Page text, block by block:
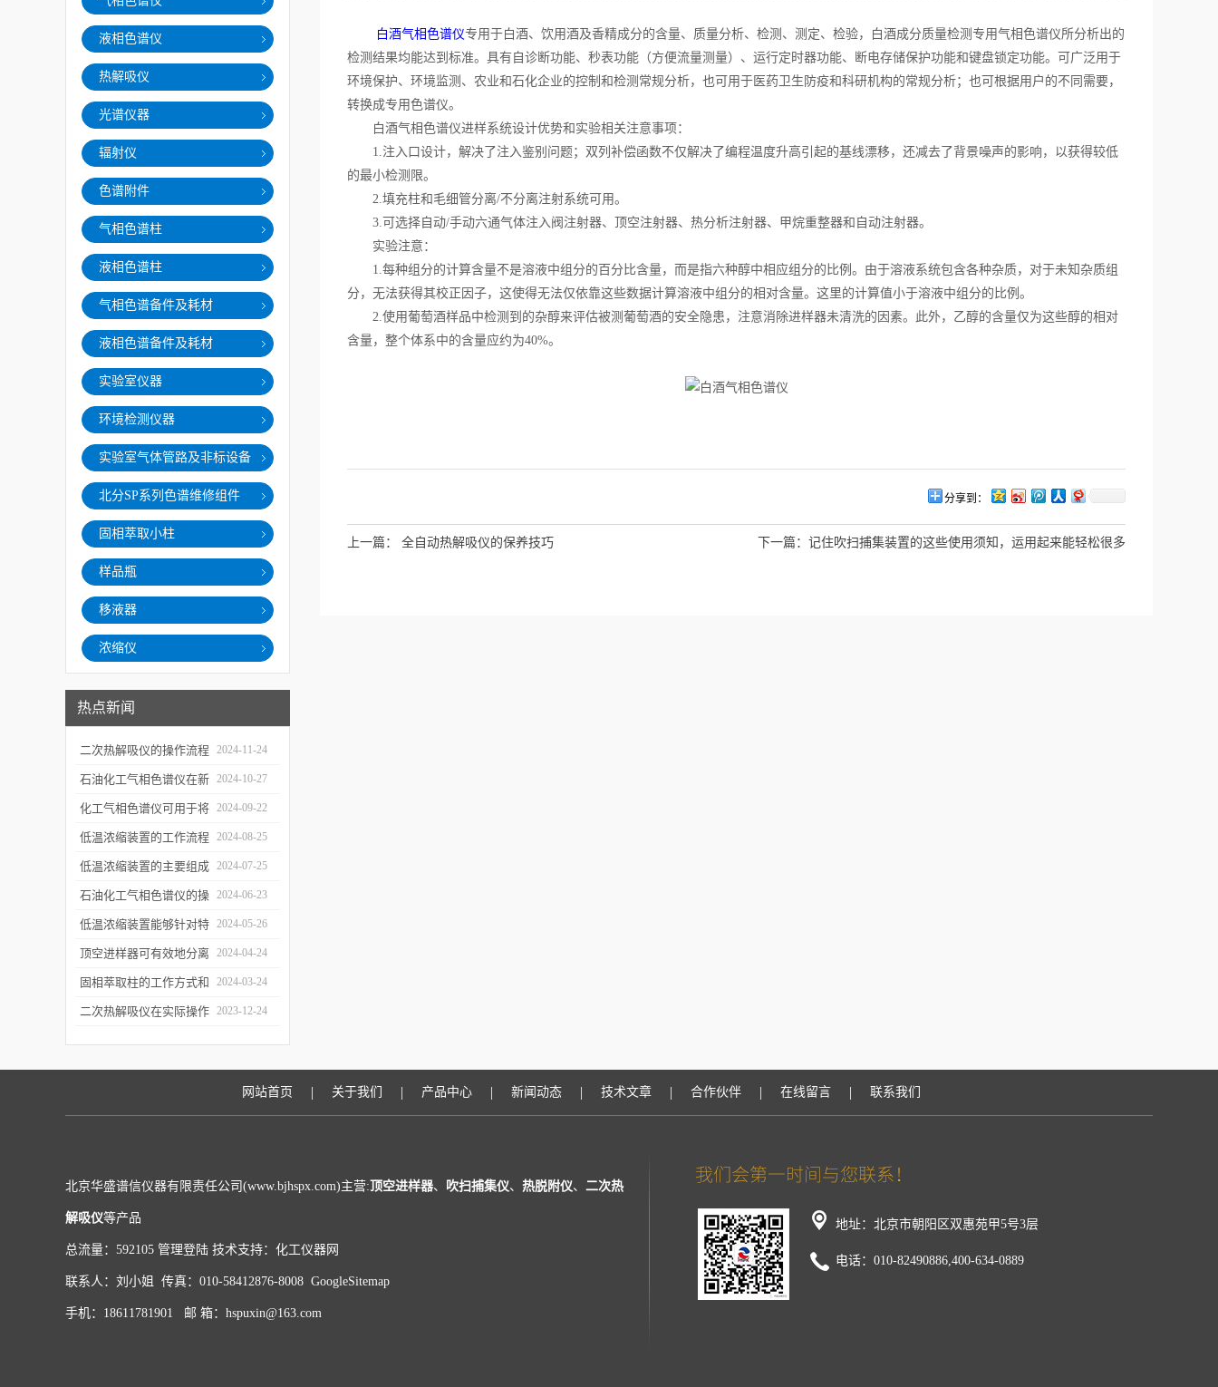
液相色谱仪
热解吸仪
光谱仪器
辐射仪
色谱附件
气相色谱柱
液相色谱柱
气相色谱备件及耗材
液相色谱备件及耗材
实验室仪器
环境检测仪器
实验室气体管路及非标设备
北分SP系列色谱维修组件
固相萃取小柱
样品瓶
移液器
浓缩仪
热点新闻
二次热解吸仪的操作流程
和使用注意事项
2024-11-24
石油化工气相色谱仪在新
材料、新产品的研发中的
应用
2024-10-27
化工气相色谱仪可用于将
样品引入色谱柱并推动分
离过程
2024-09-22
低温浓缩装置的工作流程
及使用注意事项
2024-08-25
低温浓缩装置的主要组成
部分及具体工作流程分析
2024-07-25
石油化工气相色谱仪的操
作要点详细分析
2024-06-23
低温浓缩装置能够针对特
定的目标组分进行有效浓
缩
2024-05-26
顶空进样器可有效地分离
和富集样品中的挥发性成
分
2024-04-24
固相萃取柱的工作方式和
应用场景
2024-03-24
二次热解吸仪在实际操作 2023-12-24
白酒气相色谱仪专用于白酒、饮用酒及香精成分的含量、质量分析、检测、测定、检验，白酒成分质量检测专用气相色谱仪所分析出的
检测结果均能达到标准。具有自诊断功能、秒表功能（方便流量测量）、运行定时器功能、断电存储保护功能和键盘锁定功能。可广泛用于
环境保护、环境监测、农业和石化企业的控制和检测常规分析，也可用于医药卫生防疫和科研机构的常规分析；也可根据用户的不同需要，
转换成专用色谱仪。
白酒气相色谱仪进样系统设计优势和实验相关注意事项：
1.注入口设计，解决了注入鉴别问题；双列补偿函数不仅解决了编程温度升高引起的基线漂移，还减去了背景噪声的影响，以获得较低
的最小检测限。
2.填充柱和毛细管分离/不分离注射系统可用。
3.可选择自动/手动六通气体注入阀注射器、顶空注射器、热分析注射器、甲烷重整器和自动注射器。
实验注意：
1.每种组分的计算含量不是溶液中组分的百分比含量，而是指六种醇中相应组分的比例。由于溶液系统包含各种杂质，对于未知杂质组
分，无法获得其校正因子，这使得无法仅依靠这些数据计算溶液中组分的相对含量。这里的计算值小于溶液中组分的比例。
2.使用葡萄酒样品中检测到的杂醇来评估被测葡萄酒的安全隐患，注意消除进样器未清洗的因素。此外，乙醇的含量仅为这些醇的相对
含量，整个体系中的含量应约为40%。
分享到：
上一篇： 全自动热解吸仪的保养技巧 下一篇： 记住吹扫捕集装置的这些使用须知，运用起来能轻松很多
网站首页 | 关于我们 | 产品中心 | 新闻动态 | 技术文章 | 合作伙伴 | 在线留言 | 联系我们
北京华盛谱信仪器有限责任公司(www.bjhspx.com)主营:顶空进样器、 吹扫捕集仪、 热脱附仪、 二次热
解吸仪等产品
总流量：592105 管理登陆 技术支持： 化工仪器网
联系人：刘小姐 传真：010-58412876-8008 GoogleSitemap
手机：18611781901 邮 箱：hspuxin@163.com
地址：北京市朝阳区双惠苑甲5号3层
电话：010-82490886,400-634-0889